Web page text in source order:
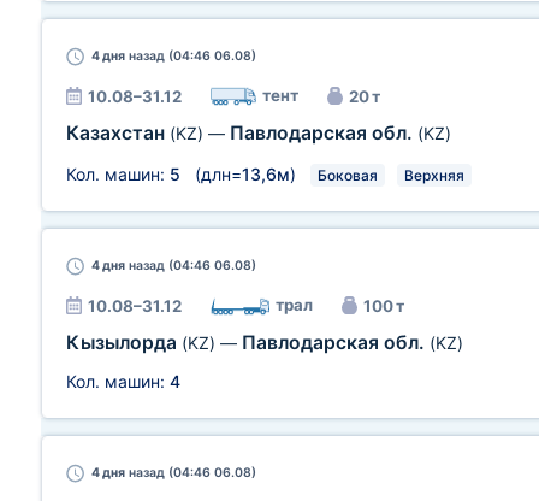
4 дня назад (04:46 06.08)
10.08–31.12 тент 20 т
Казахстан (KZ) — Павлодарская обл. (KZ)
Кол. машин: 5 (длн=13,6м) Боковая Верхняя
4 дня назад (04:46 06.08)
10.08–31.12 трал 100 т
Кызылорда (KZ) — Павлодарская обл. (KZ)
Кол. машин: 4
4 дня назад (04:46 06.08)